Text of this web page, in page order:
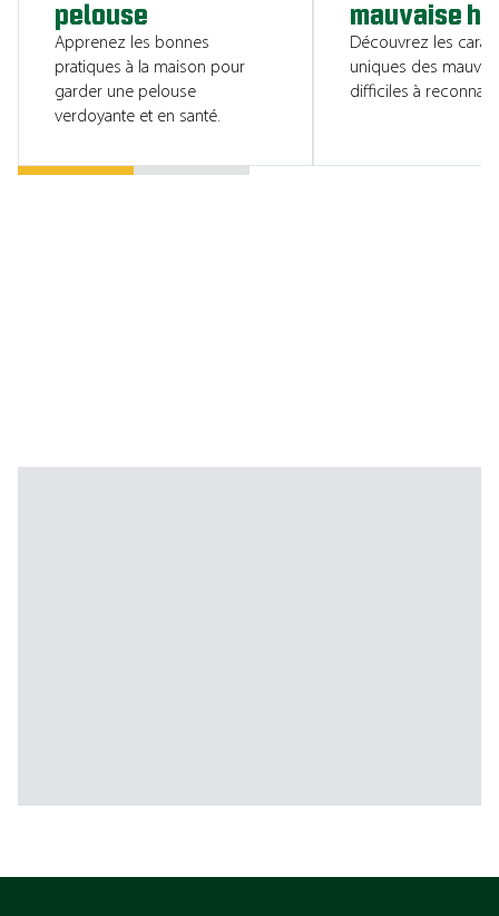
pelouse
Apprenez les bonnes
pratiques à la maison pour
garder une pelouse
verdoyante et en santé.
mauvaise
Découvrez les
uniques des
difficiles à